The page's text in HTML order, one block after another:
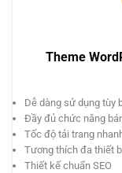
Theme
Dễ dàng sử dụng tùy
Đầy đủ chức năng
Tốc độ tải trang
Tương thích đa thiết
Thiết kế chuẩn SEO